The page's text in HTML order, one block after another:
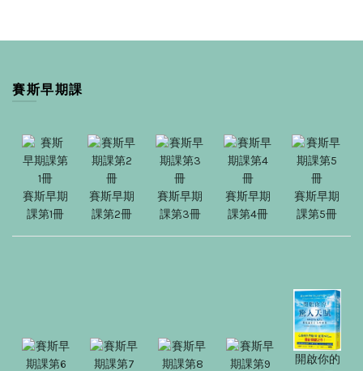
賽斯早期課
賽斯早期
課第1冊
賽斯早期
課第2冊
賽斯早期
課第3冊
賽斯早期
課第4冊
賽斯早期
課第5冊
開啟你的